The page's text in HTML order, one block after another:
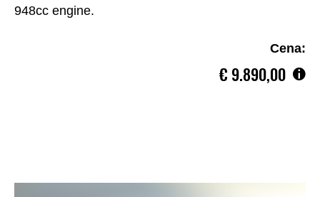
948cc engine.
Cena:
€‎ 9.890,00